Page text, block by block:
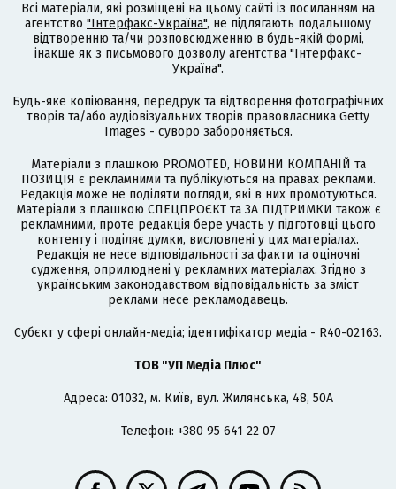
Всі матеріали, які розміщені на цьому сайті із посиланням на
агентство "Інтерфакс-Україна", не підлягають подальшому
відтворенню та/чи розповсюдженню в будь-якій формі,
інакше як з письмового дозволу агентства "Інтерфакс-
Україна".
Будь-яке копіювання, передрук та відтворення фотографічних
творів та/або аудіовізуальних творів правовласника Getty
Images - суворо забороняється.
Матеріали з плашкою PROMOTED, НОВИНИ КОМПАНІЙ та
ПОЗИЦІЯ є рекламними та публікуються на правах реклами.
Редакція може не поділяти погляди, які в них промотуються.
Матеріали з плашкою СПЕЦПРОЄКТ та ЗА ПІДТРИМКИ також є
рекламними, проте редакція бере участь у підготовці цього
контенту і поділяє думки, висловлені у цих матеріалах.
Редакція не несе відповідальності за факти та оціночні
судження, оприлюднені у рекламних матеріалах. Згідно з
українським законодавством відповідальність за зміст
реклами несе рекламодавець.
Cубєкт у сфері онлайн-медіа; ідентифікатор медіа - R40-02163.
ТОВ "УП Медіа Плюс"
Адреса: 01032, м. Київ, вул. Жилянська, 48, 50А
Телефон: +380 95 641 22 07